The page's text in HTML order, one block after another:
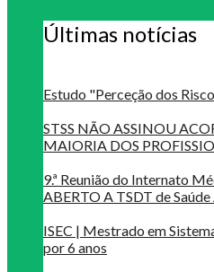
Últimas notícias
Estudo "Perceção dos
STSS NÃO ASSINOU
MAIORIA DOS
9.ª Reunião do Internato
ABERTO A TSDT de
ISEC | Mestrado em
por 6 anos